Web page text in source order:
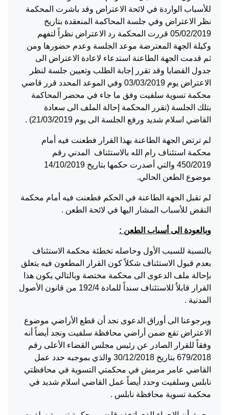
للأسباب الواردة في لائحة الاعتراض وقد باشرت المحكمة
نظر الاعتراض وفي جلسة المحاكمة المنعقدة بتاريخ
05/02/2019 قررت المحكمة رد الاعتراض نظراً لتفهم
وكيلة الجهة المعترضة موعد الجلسة وعدم حضورها ومن
ثم قدمت الجهة الطاعنة استدعاء لاعادة الاعتراض الى
جدول القضايا وقد تقرر إجابة الطلب وتعيين جلسة لنظر
الاعتراض يوم 03/03/2019 وفي الموعد المحدد قرر قاضي
محكمة تسوية سلفيت وفق ما جاء في محضر المحاكمة
بتلك الجلسة (تقرر المحكمة إحالة الملف الى سعادة
القاضي اسلام شديد ورفع الجلسة الى يوم 21/03/2019) .
لم ترتض الجهة الطاعنة بهذا القرار فطعنت فيه أمام
محكمة استئناف رام الله بالاستئناف المدني رقم
450/2019 والتي أصدرت حكمها بتاريخ 14/10/2019
موضوع الطعن الحالي.
لم تقبل الجهة الطاعنة في الحكم فطعنت فيه أمام محكمة
النقض للأسباب المشار اليها في لائحة الطعن .
وبالعودة الى أسباب الطعن :
بالنسبة للسبب الأول وحاصله تخطئة محكمة الاستئناف
بعدم قبول الاستئناف شكلاً كون القرار المطعون فيه يتعلق
بإحالة ملف الدعوى الى محكمة مختصة وبالتالي يكون هذا
القرار قابلاُ للاستئناف سنداً للمادة 192/4 من قانون الأصول
المدنية .
وبرجوعنا الى أوراق الدعوى نجد أن قطع الأراضي موضوع
الاعتراض تقع ضمن أراضي محافظة سلفيت ونجد أيضاً أنه
وفقاً للقرار الصادر عن رئيس مجلس القضاء الأعلى رقم
679/2018 بتاريخ 30/12/2018 والذي بموجبه حدد عمل
القاضي عامر مرمش في محكمتي التسوية في محافظتي
نابلس وسلفيت وحدد أيضاً عمل القاضي اسلام شديد في
محكمة تسوية محافظة نابلس .